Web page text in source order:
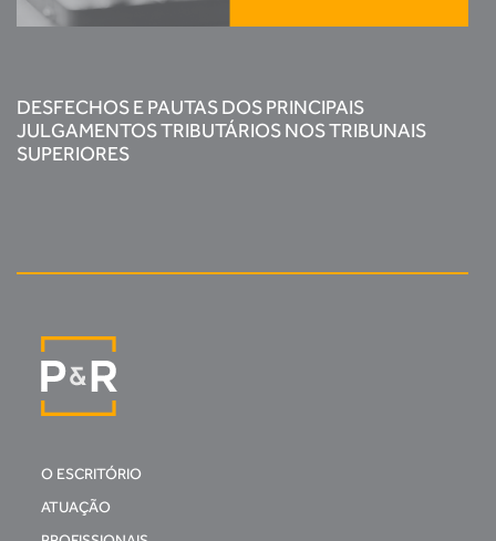
DESFECHOS E PAUTAS DOS PRINCIPAIS
JULGAMENTOS TRIBUTÁRIOS NOS TRIBUNAIS
SUPERIORES
O ESCRITÓRIO
ATUAÇÃO